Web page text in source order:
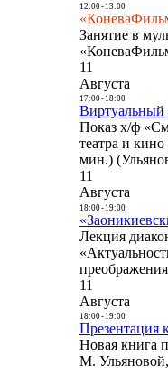
12:00- 13:00
Занятие в
11
Августа
17:00- 18:00
Виртуальный
Показ х/ф
театра и
мин.)
11
Августа
18:00- 19:00
Лекция
11
Августа
18:00- 19:00
Презентация
Новая книга
М.